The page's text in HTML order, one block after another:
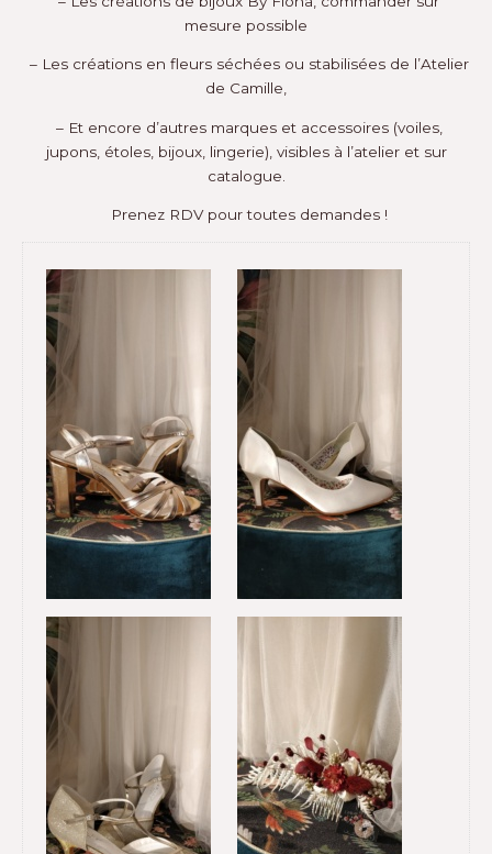
mesure possible
– Les créations en fleurs séchées ou stabilisées de l’Atelier
de Camille,
– Et encore d’autres marques et accessoires (voiles,
jupons, étoles, bijoux, lingerie), visibles à l’atelier et sur
catalogue.
Prenez RDV pour toutes demandes !